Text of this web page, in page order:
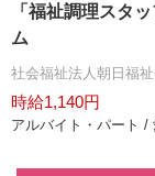
「福祉調理スタ
ム
社会福祉法人朝日福
時給1,140円
アルバイト・パート /